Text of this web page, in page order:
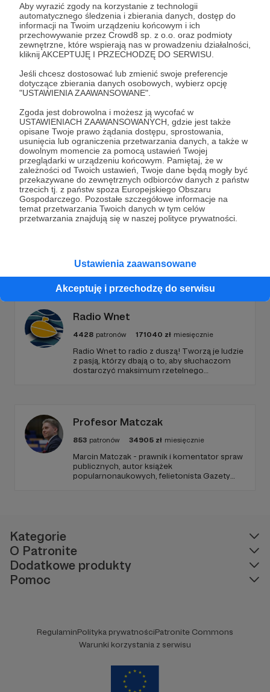
Aby wyrazić zgody na korzystanie z technologii
automatycznego śledzenia i zbierania danych, dostęp do
informacji na Twoim urządzeniu końcowym i ich
przechowywanie przez Crowd8 sp. z o.o. oraz podmioty
zewnętrzne, które wspierają nas w prowadzeniu działalności,
kliknij AKCEPTUJĘ I PRZECHODZĘ DO SERWISU.
Jeśli chcesz dostosować lub zmienić swoje preferencje
dotyczące zbierania danych osobowych, wybierz opcję
"USTAWIENIA ZAAWANSOWANE".
Zgoda jest dobrowolna i możesz ją wycofać w
USTAWIENIACH ZAAWANSOWANYCH, gdzie jest także
opisane Twoje prawo żądania dostępu, sprostowania,
usunięcia lub ograniczenia przetwarzania danych, a także w
dowolnym momencie za pomocą ustawień Twojej
przeglądarki w urządzeniu końcowym. Pamiętaj, że w
zależności od Twoich ustawień, Twoje dane będą mogły być
przekazywane do zewnętrznych odbiorców danych z państw
trzecich tj. z państw spoza Europejskiego Obszaru
Gospodarczego. Pozostałe szczegółowe informacje na
temat przetwarzania Twoich danych w tym celów
przetwarzania znajdują się w naszej polityce prywatności.
Ustawienia zaawansowane
Akceptuję i przechodzę do serwisu
Dołącz do grona Patronów!
Wesprzyj działalność AutoraRadio 357już teraz!
Zostań Patronem
Promowani autorzy
Radio Wnet
4428 patronów 171040 zł miesięcznie
Radio Wnet to radio z duszą! Tworzą je ludzie
z pasją, którzy dbają o to, aby słuchaczom
dostarczyć maksimum rzetelnego
Profesor Matczak
853 patronów 34905 zł miesięcznie
Marcin Matczak - prawnik i komentator spraw
publicznych, autor książek
popularnonaukowych, felietonista Gazety
Kategorie
O Patronite
Dodatkowe produkty
Pomoc
RegulaminPolityka prywatnościPatronite Commons
Warunki korzystania z serwisu